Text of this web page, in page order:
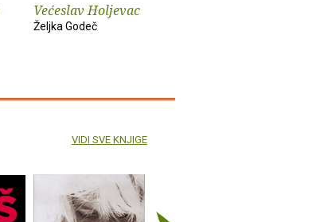
Većeslav Holjevac
Željka Godeč
VIDI SVE KNJIGE